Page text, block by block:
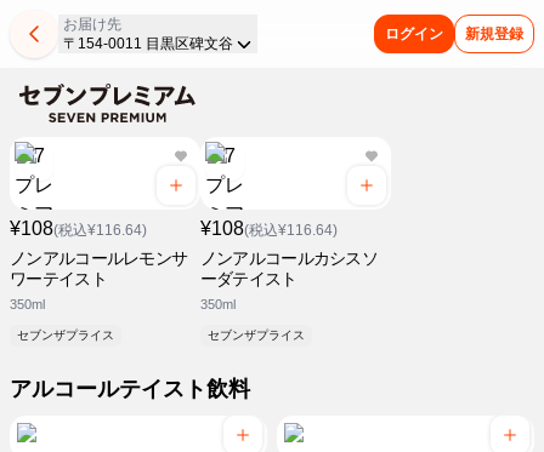
お届け先
〒154-0011 目黒区碑文谷
ログイン 新規登録
¥108(税込¥116.64)
ノンアルコールレモンサ
ワーテイスト
350ml
セブンザプライス
¥108(税込¥116.64)
ノンアルコールカシスソ
ーダテイスト
350ml
セブンザプライス
アルコールテイスト飲料